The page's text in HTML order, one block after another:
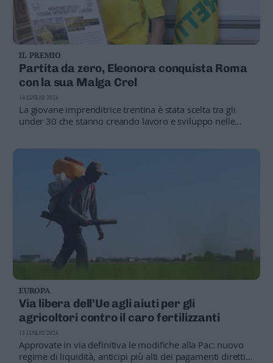
IL PREMIO
Partita da zero, Eleonora conquista Roma
con la sua Malga Crel
La giovane imprenditrice trentina è stata scelta tra gli
under 30 che stanno creando lavoro e sviluppo nelle
14 LUGLIO 2026
EUROPA
Via libera dell’Ue agli aiuti per gli
agricoltori contro il caro fertilizzanti
Approvate in via definitiva le modifiche alla Pac: nuovo
regime di liquidità, anticipi più alti dei pagamenti diretti e
13 LUGLIO 2026